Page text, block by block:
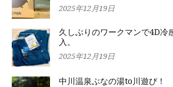
2025年12月19日
久しぶりのワークマンで4D冷
入。
2025年12月19日
中川温泉ぶなの湯to川遊び！